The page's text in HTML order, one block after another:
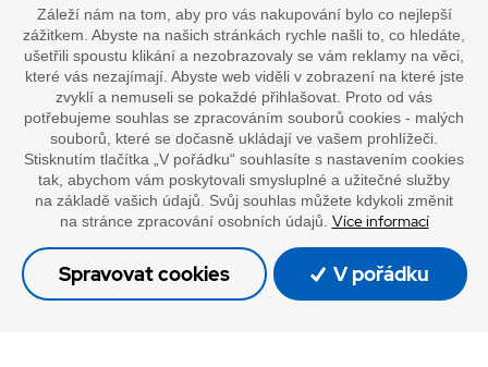
Doprava vaším oblíbeným dopravcem
”Lepíme s jistotou”
Záleží nám na tom, aby pro vás nakupování bylo co nejlepší
zážitkem. Abyste na našich stránkách rychle našli to, co hledáte,
ušetřili spoustu klikání a nezobrazovaly se vám reklamy na věci,
které vás nezajímají. Abyste web viděli v zobrazení na které jste
zvyklí a nemuseli se pokaždé přihlašovat. Proto od vás
potřebujeme souhlas se zpracováním souborů cookies - malých
souborů, které se dočasně ukládají ve vašem prohlížeči.
Stisknutím tlačítka „V pořádku“ souhlasíte s nastavením cookies
tak, abychom vám poskytovali smysluplné a užitečné služby
na základě vašich údajů. Svůj souhlas můžete kdykoli změnit
na stránce zpracování osobních údajů. Více informací
Spravovat cookies V pořádku